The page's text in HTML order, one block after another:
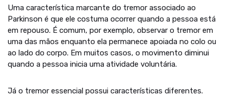
Uma característica marcante do tremor associado ao
Parkinson é que ele costuma ocorrer quando a pessoa está
em repouso. É comum, por exemplo, observar o tremor em
uma das mãos enquanto ela permanece apoiada no colo ou
ao lado do corpo. Em muitos casos, o movimento diminui
quando a pessoa inicia uma atividade voluntária.
Já o tremor essencial possui características diferentes.